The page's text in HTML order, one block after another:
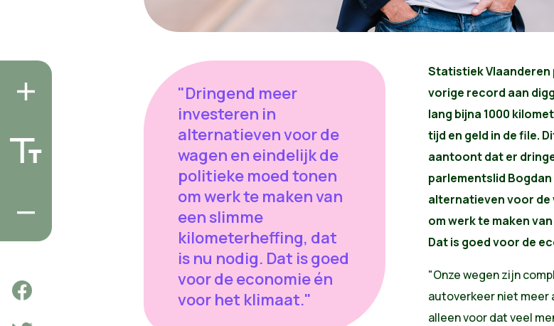
"Dringend meer
investeren in
alternatieven voor de
wagen en eindelijk de
politieke moed tonen
om werk te maken van
een slimme
kilometerheffing, dat
is nu nodig. Dat is goed
voor de economie én
voor het klimaat."
Statistiek
vorige record aan
lang bijna 1000
tijd en geld in de file.
aantoont dat er
parlementslid
alternatieven voor de
om werk te maken
Dat is goed voor de
"Onze wegen zijn
autoverkeer niet meer
alleen voor dat veel